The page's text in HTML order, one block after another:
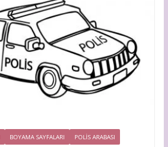
BOYAMA SAYFALARI POLIS ARABASI